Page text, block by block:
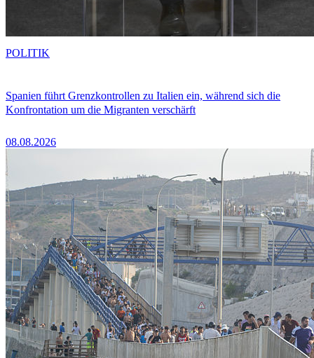
Spanien führt Grenzkontrollen zu Italien ein, während sich die
Konfrontation um die Migranten verschärft
08.08.2026
POLITIK